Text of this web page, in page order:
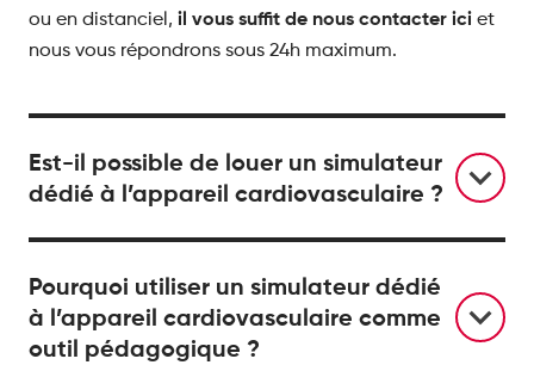
ou en distanciel, il vous suffit de nous contacter ici et
nous vous répondrons sous 24h maximum.
Est-il possible de louer un simulateur
dédié à l’appareil cardiovasculaire ?
Pourquoi utiliser un simulateur dédié
à l’appareil cardiovasculaire comme
outil pédagogique ?